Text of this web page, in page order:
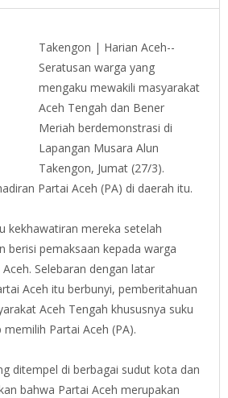
Takengon | Harian Aceh--
Seratusan warga yang
mengaku mewakili masyarakat
Aceh Tengah dan Bener
Meriah berdemonstrasi di
Lapangan Musara Alun
Takengon, Jumat (27/3).
Partai Aceh (PA) di daerah itu.
kekhawatiran mereka setelah
berisi pemaksaan kepada warga
Selebaran dengan latar
Aceh itu berbunyi, pemberitahuan
Aceh Tengah khususnya suku
Partai Aceh (PA).
ditempel di berbagai sudut kota dan
bahwa Partai Aceh merupakan